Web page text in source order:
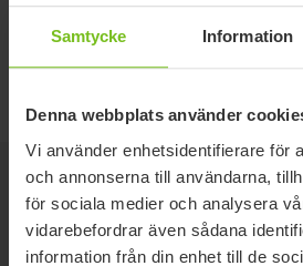
Samtycke Information
Denna webbplats använder
Vi använder enhetsidentifierare för
och annonserna till användarna,
för sociala medier och analysera
vidarebefordrar även sådana
information från din enhet till de
förpackning
Tillbehör